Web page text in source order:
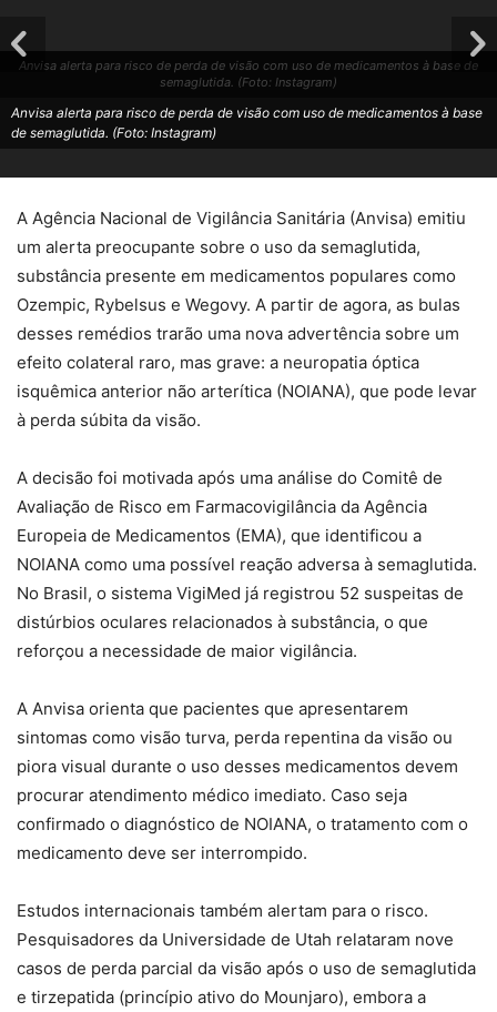
Anvisa alerta para risco de perda de visão com uso de medicamentos à base de
semaglutida. (Foto: Instagram)
Anvisa alerta para risco de perda de visão com uso de medicamentos à base
de semaglutida. (Foto: Instagram)
A Agência Nacional de Vigilância Sanitária (Anvisa) emitiu
um alerta preocupante sobre o uso da semaglutida,
substância presente em medicamentos populares como
Ozempic, Rybelsus e Wegovy. A partir de agora, as bulas
desses remédios trarão uma nova advertência sobre um
efeito colateral raro, mas grave: a neuropatia óptica
isquêmica anterior não arterítica (NOIANA), que pode levar
à perda súbita da visão.
A decisão foi motivada após uma análise do Comitê de
Avaliação de Risco em Farmacovigilância da Agência
Europeia de Medicamentos (EMA), que identificou a
NOIANA como uma possível reação adversa à semaglutida.
No Brasil, o sistema VigiMed já registrou 52 suspeitas de
distúrbios oculares relacionados à substância, o que
reforçou a necessidade de maior vigilância.
A Anvisa orienta que pacientes que apresentarem
sintomas como visão turva, perda repentina da visão ou
piora visual durante o uso desses medicamentos devem
procurar atendimento médico imediato. Caso seja
confirmado o diagnóstico de NOIANA, o tratamento com o
medicamento deve ser interrompido.
Estudos internacionais também alertam para o risco.
Pesquisadores da Universidade de Utah relataram nove
casos de perda parcial da visão após o uso de semaglutida
e tirzepatida (princípio ativo do Mounjaro), embora a